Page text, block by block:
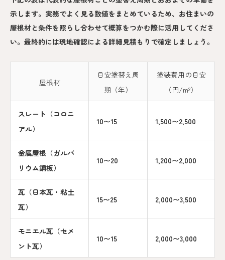
示します。実務でよく見る数値をまとめているため、お住まいの
屋根材と条件を照らし合わせて概算をつかむ際に活用してくださ
い。最終的には現地確認による詳細見積もりで確定しましょう。
屋根材
目安塗替え周
期（年）
塗装費用の目安
（円/m²）
スレート（コロニ
アル）
10〜15 1,500〜2,500
金属屋根（ガルバ
リウム鋼板）
10〜20 1,200〜2,000
瓦（日本瓦・粘土
瓦）
15〜25 2,000〜3,500
モニエル瓦（セメ
ント瓦）
10〜15 2,000〜3,000